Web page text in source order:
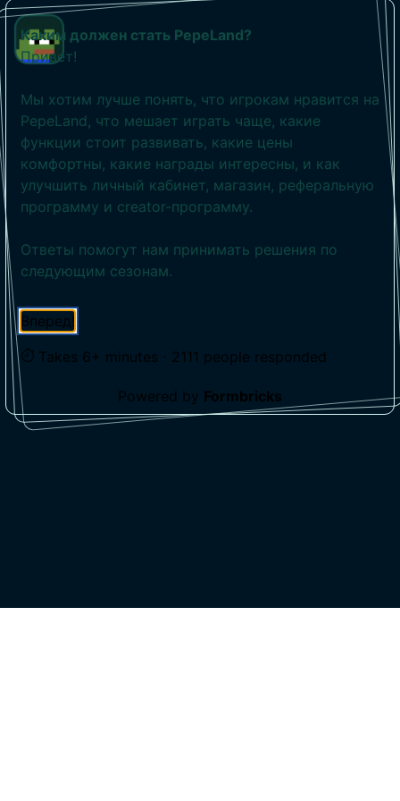
Каким должен стать PepeLand?
Привет!
Мы хотим лучше понять, что игрокам нравится на
PepeLand, что мешает играть чаще, какие
функции стоит развивать, какие цены
комфортны, какие награды интересны, и как
улучшить личный кабинет, магазин, реферальную
программу и creator-программу.
Ответы помогут нам принимать решения по
следующим сезонам.
Вперед!
Takes 6+ minutes ⋅ 2111 people responded
Powered by Formbricks